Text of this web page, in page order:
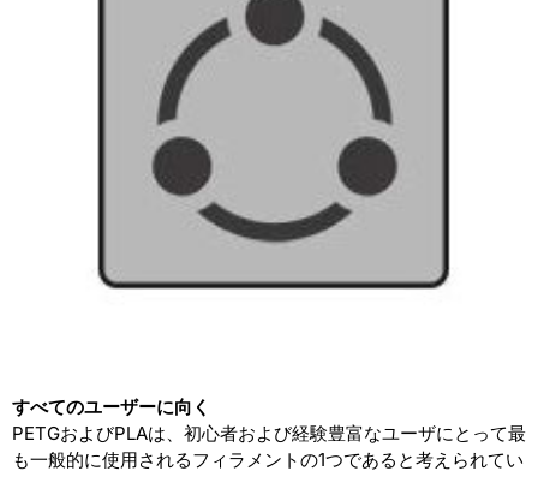
すべてのユーザーに向く
PETGおよびPLAは、初心者および経験豊富なユーザにとって最
も一般的に使用されるフィラメントの1つであると考えられてい